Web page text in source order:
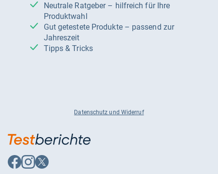
Neutrale Ratgeber – hilfreich für Ihre
Produktwahl
Gut getestete Produkte – passend zur
Jahreszeit
Tipps & Tricks
Datenschutz und Widerruf
Auf
Facebook
Auf
Instagram
Auf
X